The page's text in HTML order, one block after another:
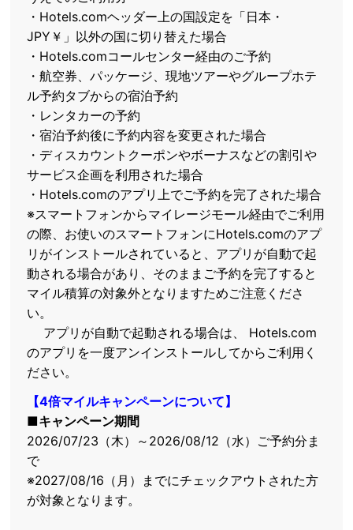
・Hotels.comヘッダー上の国設定を「日本・
JPY￥」以外の国に切り替えた場合
・Hotels.comコールセンター経由のご予約
・航空券、パッケージ、現地ツアーやグループホテ
ル予約タブからの宿泊予約
・レンタカーの予約
・宿泊予約後に予約内容を変更された場合
・ディスカウントクーポンやボーナスなどの割引や
サービス企画を利用された場合
・Hotels.comのアプリ上でご予約を完了された場合
※スマートフォンからマイレージモール経由でご利用
の際、お使いのスマートフォンにHotels.comのアプ
リがインストールされていると、アプリが自動で起
動される場合があり、そのままご予約を完了すると
マイル積算の対象外となりますためご注意くださ
い。
アプリが自動で起動される場合は、 Hotels.com
のアプリを一度アンインストールしてからご利用く
ださい。
【4倍マイルキャンペーンについて】
■キャンペーン期間
2026/07/23（木）～2026/08/12（水）ご予約分ま
で
※2027/08/16（月）までにチェックアウトされた方
が対象となります。